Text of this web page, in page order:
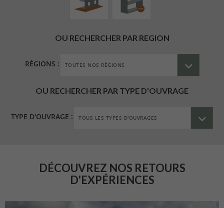
OU RECHERCHER PAR REGION
RÉGIONS :
OU RECHERCHER PAR TYPE D'OUVRAGE
TYPE D'OUVRAGE :
DÉCOUVREZ NOS RETOURS
D'EXPÉRIENCES